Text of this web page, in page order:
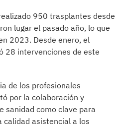
950 trasplantes desde
lugar el pasado año, lo que
2023. Desde enero, el
28 intervenciones de este
de los profesionales
por la colaboración y
sanidad como clave para
calidad asistencial a los